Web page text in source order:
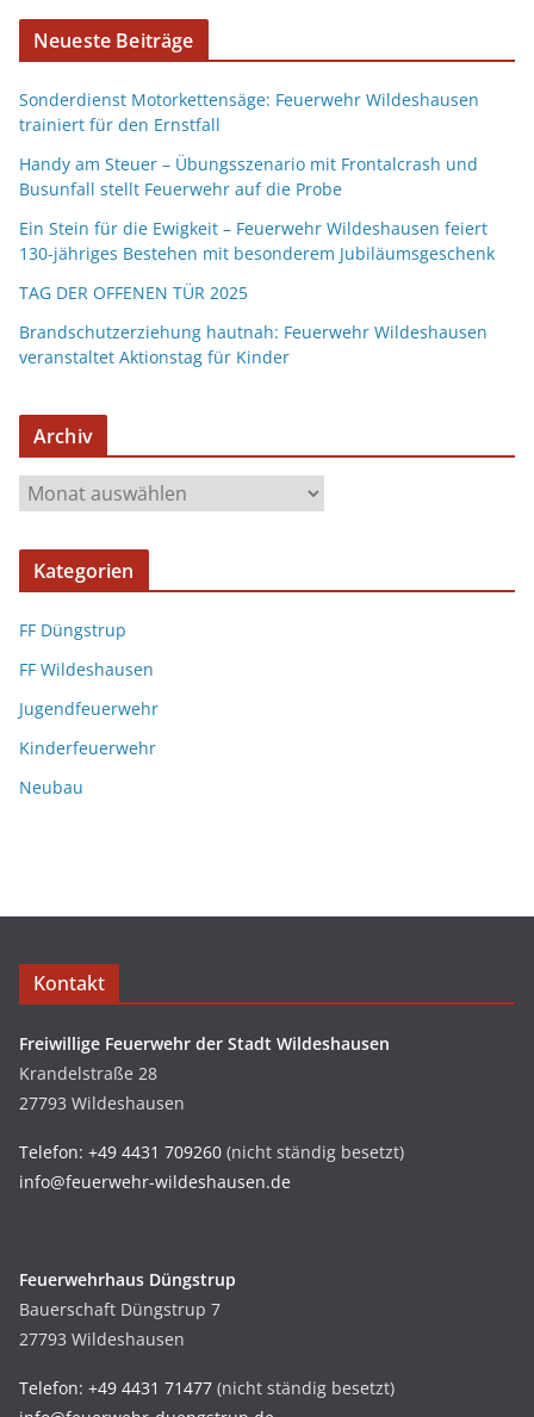
Neueste Beiträge
Sonderdienst Motorkettensäge: Feuerwehr Wildeshausen
trainiert für den Ernstfall
Handy am Steuer – Übungsszenario mit Frontalcrash und
Busunfall stellt Feuerwehr auf die Probe
Ein Stein für die Ewigkeit – Feuerwehr Wildeshausen feiert
130-jähriges Bestehen mit besonderem Jubiläumsgeschenk
TAG DER OFFENEN TÜR 2025
Brandschutzerziehung hautnah: Feuerwehr Wildeshausen
veranstaltet Aktionstag für Kinder
Archiv
Kategorien
FF Düngstrup
FF Wildeshausen
Jugendfeuerwehr
Kinderfeuerwehr
Neubau
Kontakt
Freiwillige Feuerwehr der Stadt Wildeshausen
Krandelstraße 28
27793 Wildeshausen
Telefon: +49 4431 709260 (nicht ständig besetzt)
info@feuerwehr-wildeshausen.de
Feuerwehrhaus Düngstrup
Bauerschaft Düngstrup 7
27793 Wildeshausen
Telefon: +49 4431 71477 (nicht ständig besetzt)